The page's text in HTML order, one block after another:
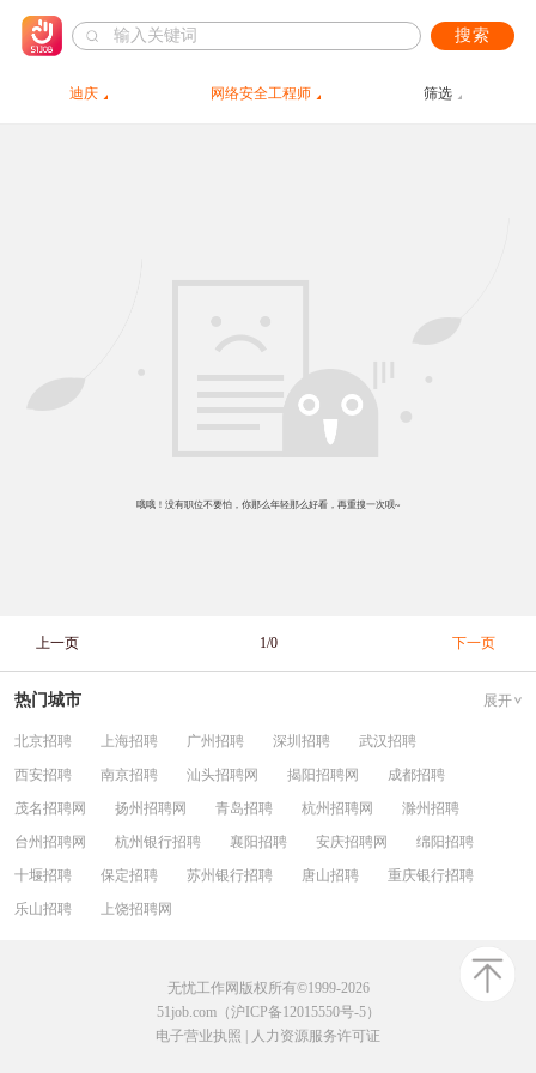
搜索
迪庆 网络安全工程师 筛选
哦哦！没有职位不要怕，你那么年轻那么好看，再重搜一次呗~
上一页 1/0 下一页
热门城市 展开
北京招聘 上海招聘 广州招聘 深圳招聘
武汉招聘
西安招聘
南京招聘 汕头招聘网 揭阳招聘网
成都招聘
茂名招聘网
扬州招聘网 青岛招聘 杭州招聘网
滁州招聘
台州招聘网
杭州银行招聘 襄阳招聘 安庆招聘网
绵阳招聘
十堰招聘
保定招聘 苏州银行招聘 唐山招聘
重庆银行招聘
乐山招聘
上饶招聘网
无忧工作网版权所有©1999-2026
51job.com（沪ICP备12015550号-5）
电子营业执照
人力资源服务许可证